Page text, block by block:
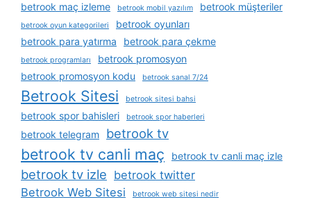
betrook maç izleme betrook mobil yazılım betrook müşteriler
betrook oyun kategorileri
betrook oyunları
betrook para yatırma
betrook para çekme
betrook programları
betrook promosyon
betrook promosyon kodu
betrook sanal 7/24
Betrook Sitesi betrook sitesi bahsi
betrook spor bahisleri betrook spor haberleri
betrook telegram betrook tv
betrook tv canli maç betrook tv canli maç izle
betrook tv izle betrook twitter
Betrook Web Sitesi
betrook web sitesi nedir